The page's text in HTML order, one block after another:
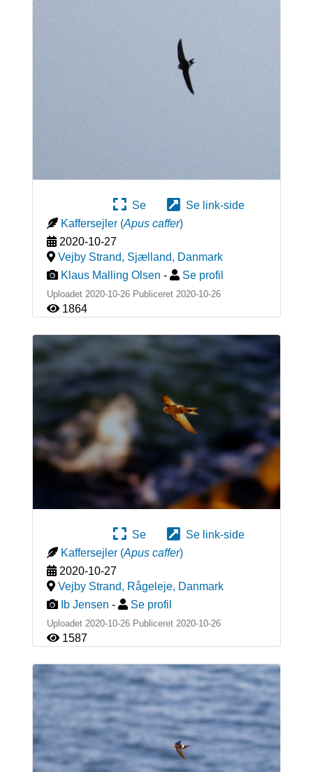
Se
Se link-side
Kaffersejler (Apus caffer)
2020-10-27
Vejby Strand, Sjælland, Danmark
Klaus Malling Olsen - Se profil
Uploadet 2020-10-26 Publiceret 2020-10-26
1864
Se
Se link-side
Kaffersejler (Apus caffer)
2020-10-27
Vejby Strand, Rågeleje, Danmark
Ib Jensen - Se profil
Uploadet 2020-10-26 Publiceret 2020-10-26
1587